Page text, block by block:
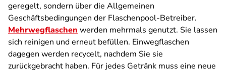
geregelt, sondern über die Allgemeinen
Geschäftsbedingungen der Flaschenpool-Betreiber.
Mehrwegflaschen werden mehrmals genutzt. Sie lassen
sich reinigen und erneut befüllen. Einwegflaschen
dagegen werden recycelt, nachdem Sie sie
zurückgebracht haben. Für jedes Getränk muss eine neue